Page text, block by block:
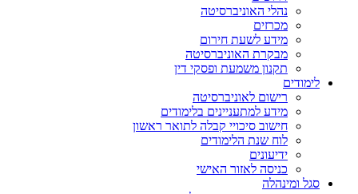
נהלי האוניברסיטה
מכרזים
מידע לשעת חירום
מבקרת האוניברסיטה
תקנון משמעת ופסקי דין
לימודים
רישום לאוניברסיטה
מידע למתעניינים בלימודים
חישוב סיכויי קבלה לתואר ראשון
לוח שנת הלימודים
ידיעונים
כניסה לאזור האישי
סגל ומינהלה